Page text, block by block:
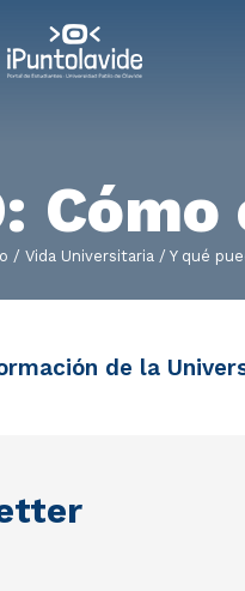
Vida Universitaria Y qué
de la